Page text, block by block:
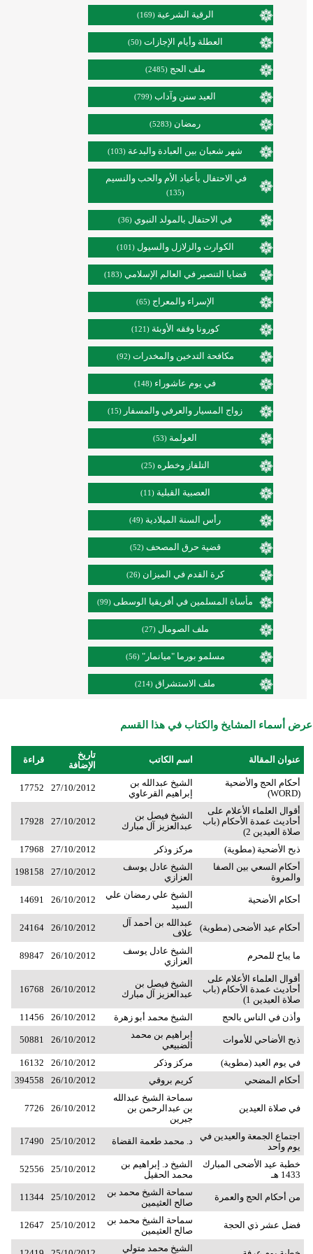
الرقية الشرعية (169)
العطلة وأيام الإجازات (50)
ملف الحج (2485)
العيد سنن وآداب (799)
رمضان (5283)
شهر شعبان بين العبادة والبدعة (103)
في الاحتفال بأعياد الأم والحب والنسيم
(135)
في الاحتفال بالمولد النبوي (36)
الكوارث والزلازل والسيول (101)
قضايا التنصير في العالم الإسلامي (183)
الإسراء والمعراج (65)
كورونا وفقه الأوبئة (121)
مكافحة التدخين والمخدرات (92)
في يوم عاشوراء (148)
زواج المسيار والعرفي والمسفار (15)
العولمة (53)
التلفاز وخطره (25)
العصبية القبلية (11)
رأس السنة الميلادية (49)
قضية حرق المصحف (52)
كرة القدم في الميزان (26)
مأساة المسلمين في أفريقيا الوسطى (99)
ملف الصومال (27)
مسلمو بورما "ميانمار" (56)
ملف الاستشراق (214)
عرض أسماء المشايخ والكتاب في هذا القسم
عنوان المقالة اسم الكاتب
تاريخ
الإضافة
قراءة
أحكام الحج والأضحية
(WORD)
الشيخ عبدالله بن
إبراهيم القرعاوي
27/10/2012
17752
أقوال العلماء الأعلام على
أحاديث عمدة الأحكام (باب
صلاة العيدين 2)
الشيخ فيصل بن
عبدالعزيز آل مبارك
27/10/2012
17928
ذبح الأضحية (مطوية) مركز وذكر 27/10/2012
17968
أحكام السعي بين الصفا
والمروة
الشيخ عادل يوسف
العزازي
27/10/2012
198158
أحكام الأضحية
الشيخ علي رمضان علي
السيد
26/10/2012
14691
أحكام عيد الأضحى (مطوية)
عبدالله بن أحمد آل
علاف
26/10/2012
24164
ما يباح للمحرم
الشيخ عادل يوسف
العزازي
26/10/2012
89847
أقوال العلماء الأعلام على
أحاديث عمدة الأحكام (باب
صلاة العيدين 1)
الشيخ فيصل بن
عبدالعزيز آل مبارك
26/10/2012
16768
وأذن في الناس بالحج الشيخ محمد أبو زهرة 26/10/2012
11456
ذبح الأضاحي للأموات
إبراهيم بن محمد
الضبيعي
26/10/2012
50881
في يوم العيد (مطوية) مركز وذكر 26/10/2012
16132
أحكام المضحي
كريم بروقي 26/10/2012
394558
في صلاة العيدين
سماحة الشيخ عبدالله
بن عبدالرحمن بن
جبرين
26/10/2012
7726
اجتماع الجمعة والعيدين في
يوم واحد
د. محمد طعمة القضاة 25/10/2012
17490
خطبة عيد الأضحى المبارك
1433 هـ
الشيخ د. إبراهيم بن
محمد الحقيل
25/10/2012
52556
من أحكام الحج والعمرة
سماحة الشيخ محمد بن
صالح العثيمين
25/10/2012
11344
فضل عشر ذي الحجة
سماحة الشيخ محمد بن
صالح العثيمين
25/10/2012
12647
الشيخ محمد متولي